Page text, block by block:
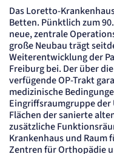
Das Loretto-
Betten. Pünktlich zum
neue, zentrale
große Neubau trägt
Weiterentwicklung der
Freiburg bei. Der über
verfügende OP-Trakt
medizinische
Eingriffsraumgruppe der
Flächen der sanierte
zusätzliche
Krankenhaus und
Zentren für Orthopädie
Cookie Laufzeit:
1 Jahr
STATISTIK
Statistik Cookies
anonym. Diese
zu verstehen, wie
Website nutzen.
Matelso